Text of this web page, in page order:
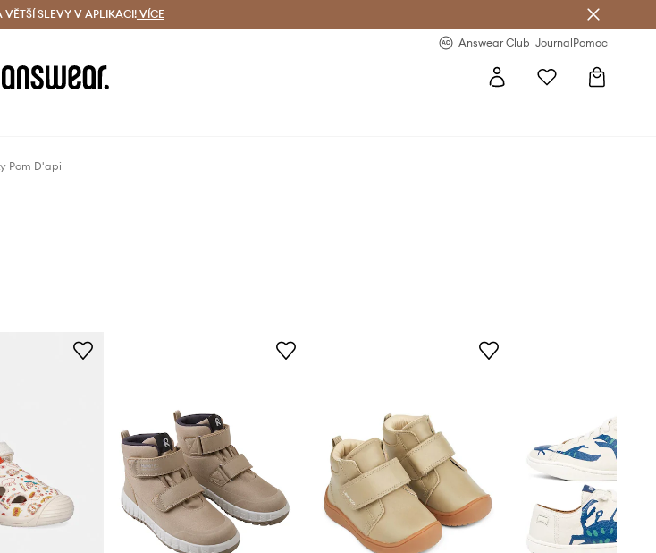
Doručení i do 24 h
VĚTŠÍ SLEVY V APLIKACI!VÍCE
Answear Club JournalPomoc
Pom D'api